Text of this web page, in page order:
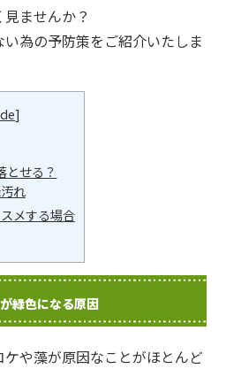
ませんか？
為の予防策をご紹介いたしま
]
とせる？
れ
メする場合
緑色になる原因
や藻が原因なことがほとんど